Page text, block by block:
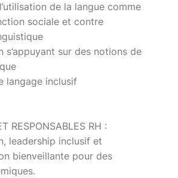
de la langue comme
sociale et contre
s’appuyant sur des notions de
langage inclusif
RESPONSABLES RH :
leadership inclusif et
bienveillante pour des